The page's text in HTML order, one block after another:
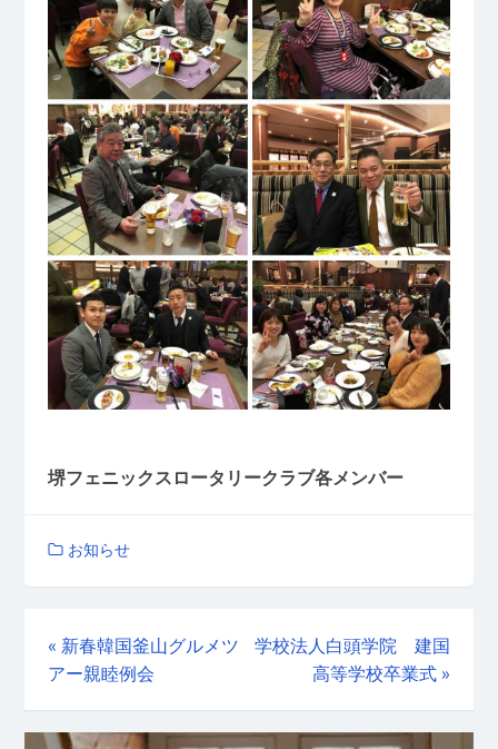
堺フェニックスロータリークラブ各メンバー
お知らせ
« 新春韓国釜山グルメツ
アー親睦例会
学校法人白頭学院 建国
高等学校卒業式 »